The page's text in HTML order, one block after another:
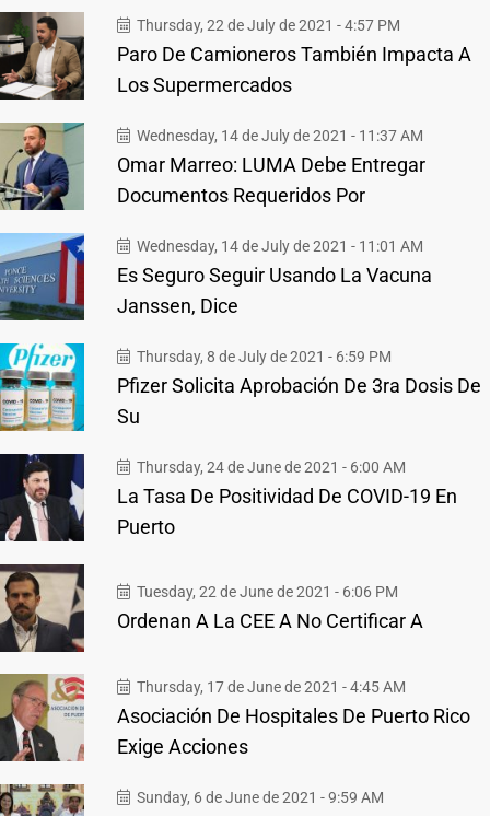
Thursday, 22 de July de 2021 - 4:57 PM
Paro De Camioneros También Impacta A
Los Supermercados
Wednesday, 14 de July de 2021 - 11:37 AM
Omar Marreo: LUMA Debe Entregar
Documentos Requeridos Por
Wednesday, 14 de July de 2021 - 11:01 AM
Es Seguro Seguir Usando La Vacuna
Janssen, Dice
Thursday, 8 de July de 2021 - 6:59 PM
Pfizer Solicita Aprobación De 3ra Dosis De
Su
Thursday, 24 de June de 2021 - 6:00 AM
La Tasa De Positividad De COVID-19 En
Puerto
Tuesday, 22 de June de 2021 - 6:06 PM
Ordenan A La CEE A No Certificar A
Thursday, 17 de June de 2021 - 4:45 AM
Asociación De Hospitales De Puerto Rico
Exige Acciones
Sunday, 6 de June de 2021 - 9:59 AM